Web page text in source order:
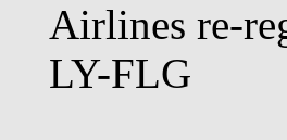
Airlines re-
LY-FLG